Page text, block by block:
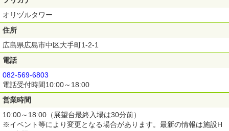
オリヅルタワー
住所
広島県広島市中区大手町1-2-1
電話
082-569-6803
電話受付時間10:00～18:00
営業時間
10:00～18:00（展望台最終入場は30分前）
※イベント等により変更となる場合があります。最新の情報は施設H